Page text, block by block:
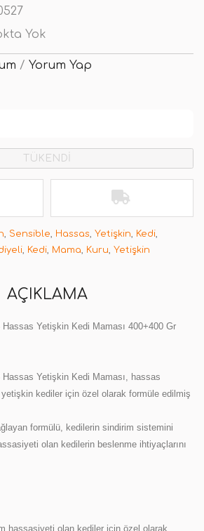
Yok
/ Yorum Yap
TÜKENDİ
, Sensible, Hassas, Yetişkin, Kedi,
, Kedi, Mama, Kuru, Yetişkin
AÇIKLAMA
Yetişkin Kedi Maması 400+400 Gr
Yetişkin Kedi Maması, hassas
kediler için özel olarak formüle edilmiş
formülü, kedilerin sindirim sistemini
olan kedilerin beslenme ihtiyaçlarını
hassasiyeti olan kediler için özel olarak